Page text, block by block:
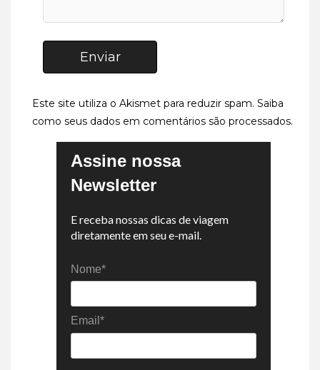
Enviar
Este site utiliza o Akismet para reduzir spam. Saiba
como seus dados em comentários são processados.
Assine nossa
Newsletter
E receba nossas dicas de viagem
diretamente em seu e-mail.
Nome*
Email*